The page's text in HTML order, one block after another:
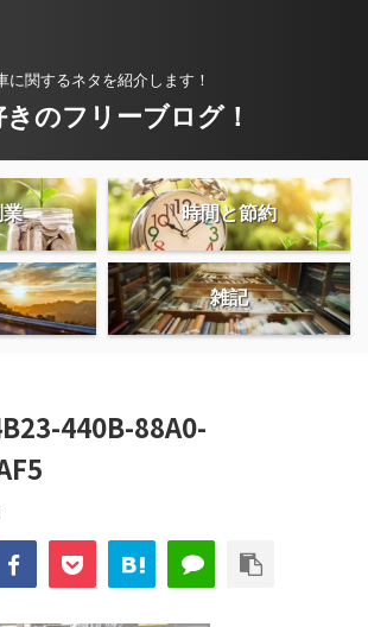
に関するネタを紹介します！
きのフリーブログ！
時間と節約
雑記
440B-88A0-